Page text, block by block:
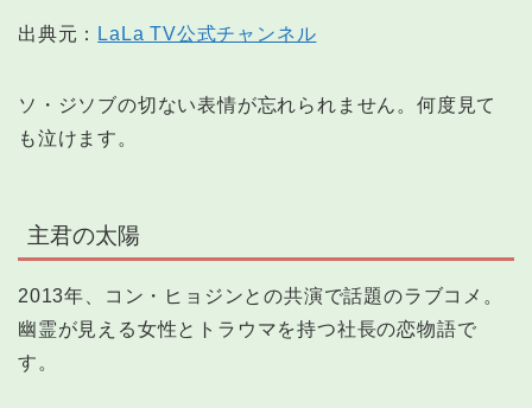
出典元： LaLa TV公式チャンネル
ソ・ジソブの切ない表情が忘れられません。何度見て
も泣けます。
主君の太陽
2013年、コン・ヒョジンとの共演で話題のラブコメ。
幽霊が見える女性とトラウマを持つ社長の恋物語で
す。